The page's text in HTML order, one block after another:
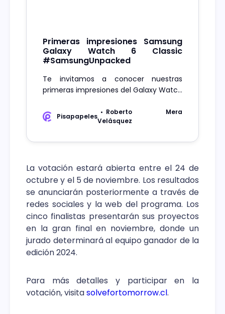
Primeras impresiones Samsung
Galaxy Watch 6 Classic
#SamsungUnpacked
Te invitamos a conocer nuestras
primeras impresiones del Galaxy Watch
conocido de la marca.
Pisapapeles
Roberto Mera
Velásquez
La votación estará abierta entre el 24 de
octubre y el 5 de noviembre. Los resultados
se anunciarán posteriormente a través de
redes sociales y la web del programa. Los
cinco finalistas presentarán sus proyectos
en la gran final en noviembre, donde un
jurado determinará al equipo ganador de la
edición 2024.
Para más detalles y participar en la
votación, visitasolvefortomorrow.cl.